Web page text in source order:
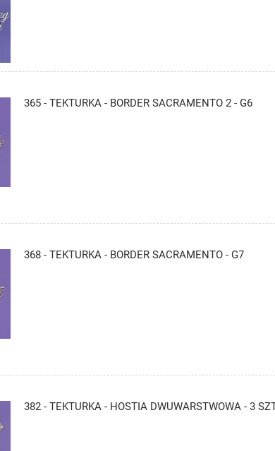
365 - TEKTURKA - BORDER SACRAMENTO 2 - G6
368 - TEKTURKA - BORDER SACRAMENTO - G7
382 - TEKTURKA - HOSTIA DWUWARSTWOWA - 3